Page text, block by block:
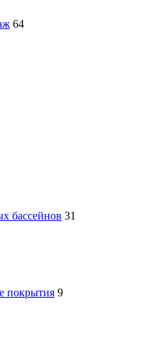
64
бассейнов 31
покрытия 9